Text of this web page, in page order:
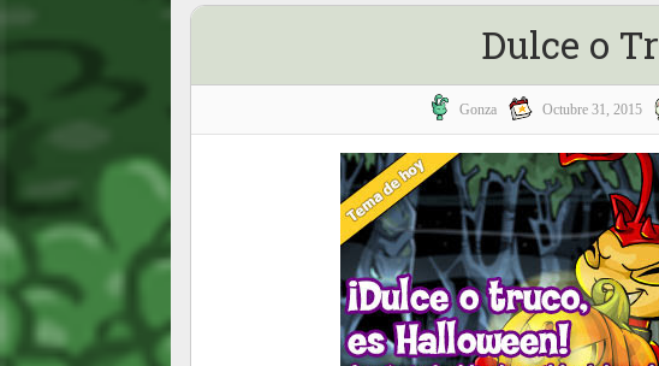
Dulce o
Gonza Octubre 31, 2015